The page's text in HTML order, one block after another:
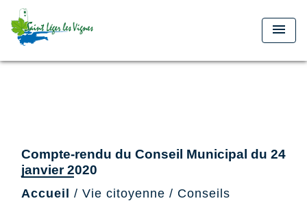
menu
Compte-rendu du Conseil Municipal du 24
janvier 2020
Accueil / Vie citoyenne / Conseils